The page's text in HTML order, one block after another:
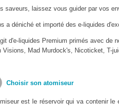
saveurs, laissez vous guider par vos
a déniché et importé des e-liquides
d'e-liquides Premium primés avec de
Visions, Mad Murdock's, Nicoticket, T-
Choisir son atomiseur
est le réservoir qui va contenir